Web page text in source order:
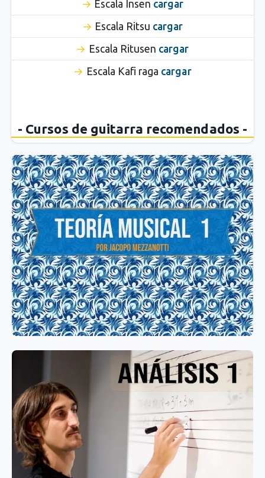
Escala Insen cargar
Escala Ritsu cargar
Escala Ritusen cargar
Escala Kafi raga cargar
- Cursos de guitarra recomendados -